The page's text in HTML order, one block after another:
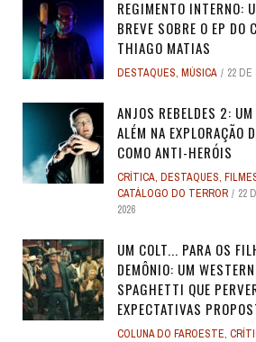
REGIMENTO INTERNO:
BREVE SOBRE O EP DO
THIAGO MATIAS
DESTAQUES, MÚSICA 22 DE
ANJOS REBELDES 2:
ALÉM NA EXPLORAÇÃO
COMO ANTI-HERÓIS
CRÍTICA, DESTAQUES,
CATÁLOGO DO TERROR
22
2026
UM COLT... PARA OS
DEMÔNIO: UM WESTERN
SPAGHETTI QUE
EXPECTATIVAS
COLUNA DO FAROESTE,